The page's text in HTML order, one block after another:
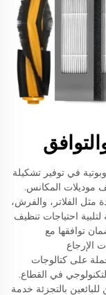
في توفير تشكيلة
موديلات المكانس.
مثل الفلاتر، والفرش،
احتياجات تنظيف
توافقها مع
الإرجاع
على كتالوجات
في القطاع.
بالتجزئة خدمة